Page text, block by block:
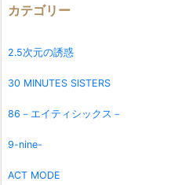
カテゴリー
2.5次元の誘惑
30 MINUTES SISTERS
86－エイティシックス－
9-nine-
ACT MODE